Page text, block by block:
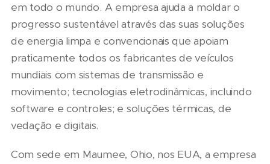
em todo o mundo. A empresa ajuda a moldar o
progresso sustentável através das suas soluções
de energia limpa e convencionais que apoiam
praticamente todos os fabricantes de veículos
mundiais com sistemas de transmissão e
movimento; tecnologias eletrodinâmicas, incluindo
software e controles; e soluções térmicas, de
vedação e digitais.
Com sede em Maumee, Ohio, nos EUA, a empresa